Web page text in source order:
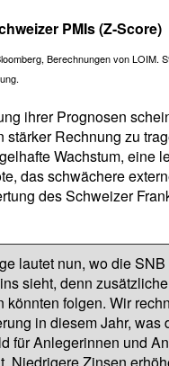
PMIs (Z-Score)
Berechnungen von LOIM.
ihrer Prognosen
stärker Rechnung zu
Wachstum, eine
das schwächere
des Schweizer
lautet nun, wo die SNB
sieht, denn zusätzliche
könnten folgen. Wir
in diesem Jahr, was
für Anlegerinnen und